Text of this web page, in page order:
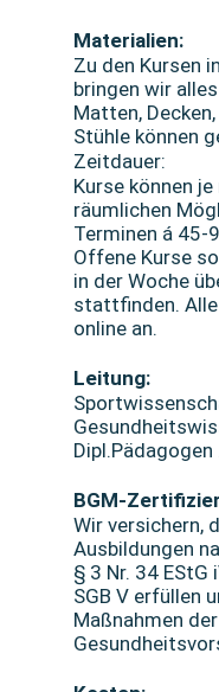
Materialien:
Zu den Kursen
bringen wir
Matten,
Stühle können
Zeitdauer:
Kurse können
räumlichen
Terminen á
Offene Kurse
in der Woche
stattfinden.
online an.
Leitung:
Dipl.Pädagogen
BGM-
Wir versichern,
Ausbildungen
§ 3 Nr. 34
SGB V erfüllen
Maßnahmen